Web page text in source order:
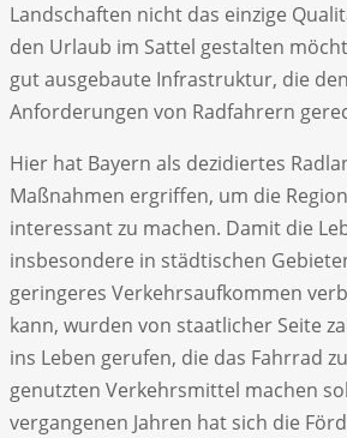
Landschaften nicht das einzige
den Urlaub im Sattel gestalten
gut ausgebaute Infrastruktur, die
Anforderungen von Radfahrern
Hier hat Bayern als dezidiertes
Maßnahmen ergriffen, um die
interessant zu machen. Damit die
insbesondere in städtischen
geringeres Verkehrsaufkommen
kann, wurden von staatlicher Seite
ins Leben gerufen, die das Fahrrad
genutzten Verkehrsmittel machen
vergangenen Jahren hat sich die